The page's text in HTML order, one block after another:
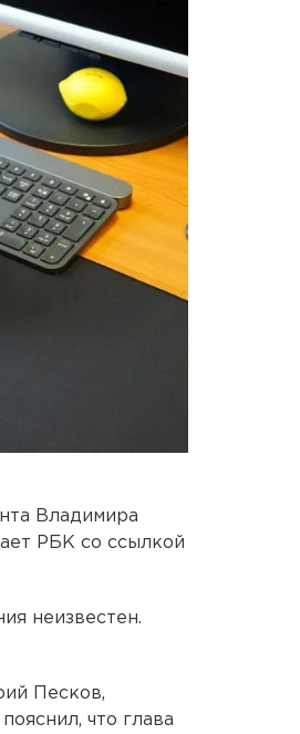
Владимира
РБК со ссылкой
неизвестен.
Песков,
что глава